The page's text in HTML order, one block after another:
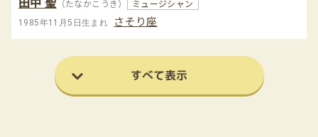
（たなかこうき） ミュージシャン
1985年11月5日生まれ さそり座
すべて表示